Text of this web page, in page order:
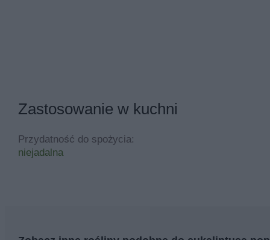
Zastosowanie w kuchni
Przydatność do spożycia:
niejadalna